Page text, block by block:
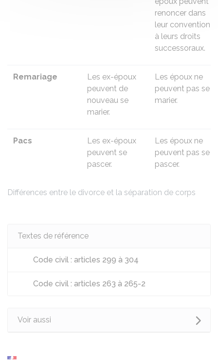
Différences entre le divorce et la séparation de corps
renoncer dans
leur convention
à leurs droits
successoraux.
Remariage
Les ex-époux
peuvent de
nouveau se
marier.
Les époux ne
peuvent pas se
marier.
Pacs
Les ex-époux
peuvent se
pascer.
Les époux ne
peuvent pas se
pascer.
Textes de référence
Code civil : articles 299 à 304
Code civil : articles 263 à 265-2
Voir aussi